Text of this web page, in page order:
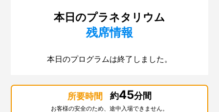
本日のプラネタリウム
残席情報
本日のプログラムは終了しました。
所要時間 約45分間
お客様の安全のため、途中入場できません。